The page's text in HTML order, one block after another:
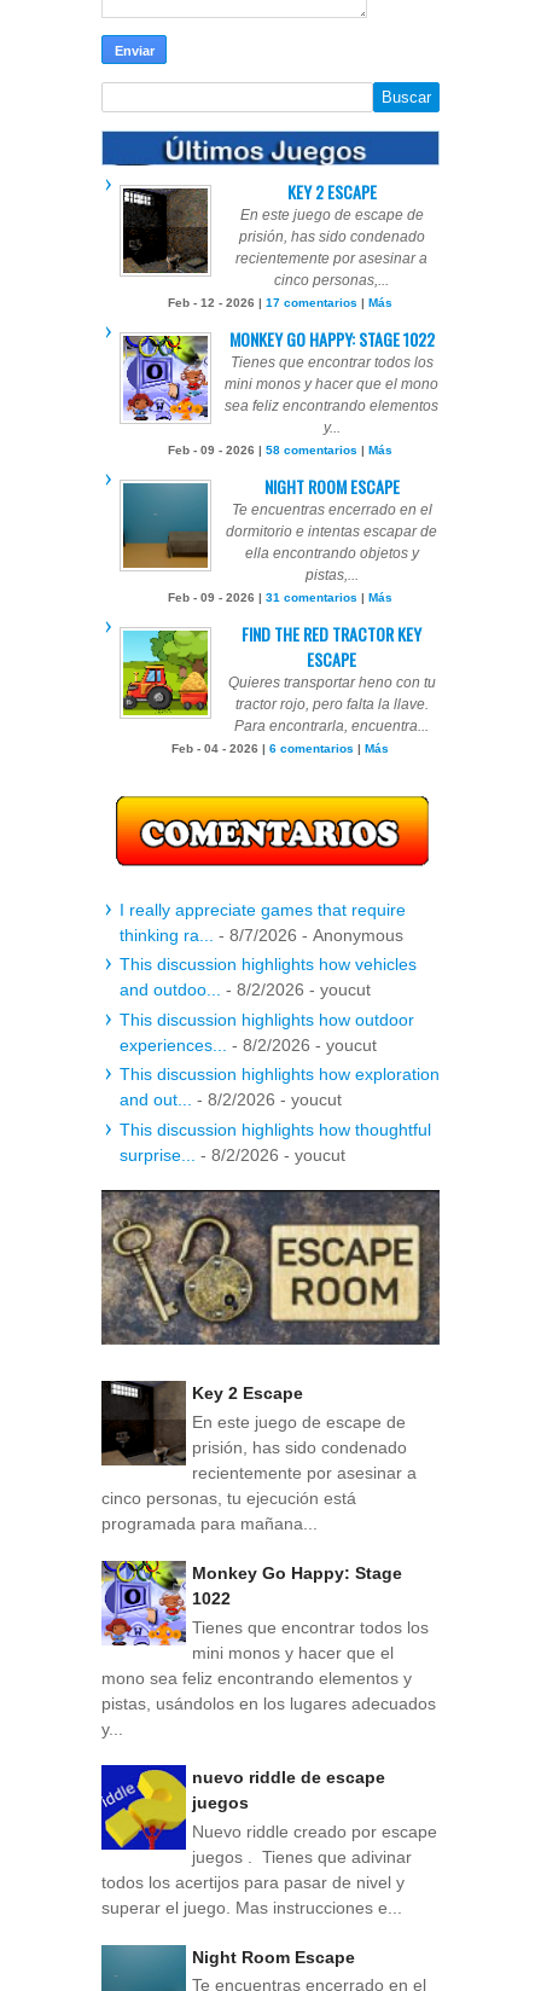
KEY 2 ESCAPE
En este juego de escape de
prisión, has sido condenado
recientemente por asesinar a
cinco personas,...
Feb - 12 - 2026 | 17 comentarios | Más
MONKEY GO HAPPY: STAGE 1022
Tienes que encontrar todos los
mini monos y hacer que el mono
sea feliz encontrando elementos
y...
Feb - 09 - 2026 | 58 comentarios | Más
NIGHT ROOM ESCAPE
Te encuentras encerrado en el
dormitorio e intentas escapar de
ella encontrando objetos y
pistas,...
Feb - 09 - 2026 | 31 comentarios | Más
FIND THE RED TRACTOR KEY
ESCAPE
Quieres transportar heno con tu
tractor rojo, pero falta la llave.
Para encontrarla, encuentra...
Feb - 04 - 2026 | 6 comentarios | Más
I really appreciate games that require
thinking ra...
- 8/7/2026 - Anonymous
This discussion highlights how vehicles
and outdoo...
- 8/2/2026 - youcut
This discussion highlights how outdoor
experiences...
- 8/2/2026 - youcut
This discussion highlights how exploration
and out...
- 8/2/2026 - youcut
This discussion highlights how thoughtful
surprise...
- 8/2/2026 - youcut
Key 2 Escape
En este juego de escape de
prisión, has sido condenado
recientemente por asesinar a
cinco personas, tu ejecución está
programada para mañana...
Monkey Go Happy: Stage
1022
Tienes que encontrar todos los
mini monos y hacer que el
mono sea feliz encontrando elementos y
pistas, usándolos en los lugares adecuados
y...
nuevo riddle de escape
juegos
Nuevo riddle creado por escape
juegos . Tienes que adivinar
todos los acertijos para pasar de nivel y
superar el juego. Mas instrucciones e...
Night Room Escape
Te encuentras encerrado en el